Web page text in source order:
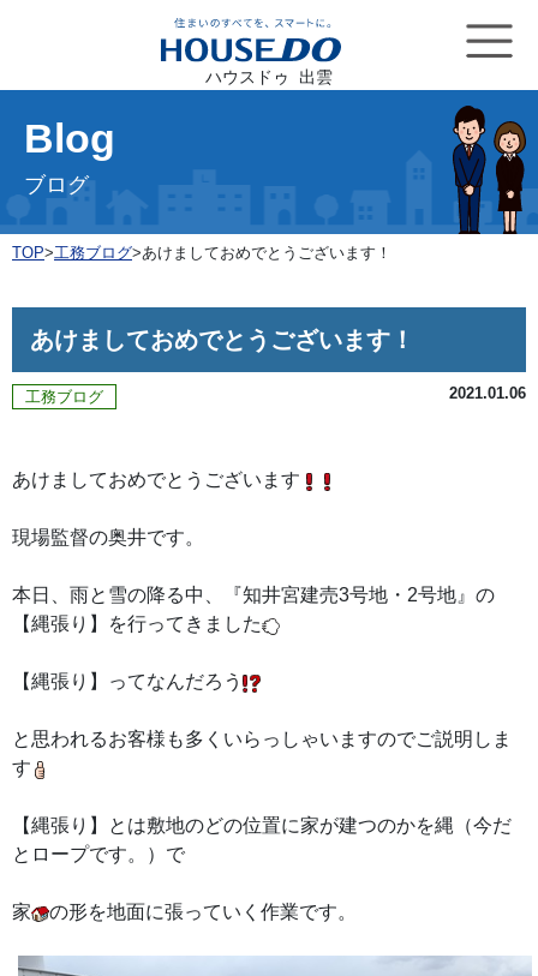
ハウスドゥ 出雲
Blog
ブログ
TOP>工務ブログ>あけましておめでとうございます！
あけましておめでとうございます！
工務ブログ 2021.01.06
あけましておめでとうございます
現場監督の奥井です。
本日、雨と雪の降る中、『知井宮建売3号地・2号地』の
【縄張り】を行ってきました
【縄張り】ってなんだろう
と思われるお客様も多くいらっしゃいますのでご説明しま
す
【縄張り】とは敷地のどの位置に家が建つのかを縄（今だ
とロープです。）で
家 の形を地面に張っていく作業です。